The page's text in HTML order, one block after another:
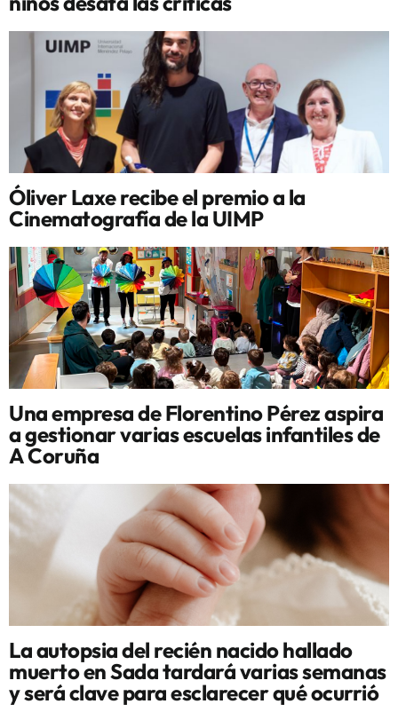
Óliver Laxe recibe el premio a la
Cinematografía de la UIMP
Una empresa de Florentino Pérez aspira
a gestionar varias escuelas infantiles de
A Coruña
La autopsia del recién nacido hallado
muerto en Sada tardará varias semanas
y será clave para esclarecer qué ocurrió